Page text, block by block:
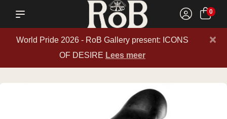
0
World Pride 2026 - RoB Gallery present: ICONS
OF DESIRE Lees meer
×